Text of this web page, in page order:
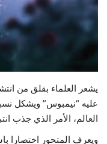
فيديو
حياة
يشعر العلماء بقلق من
العالم، الأمر الذي جذب